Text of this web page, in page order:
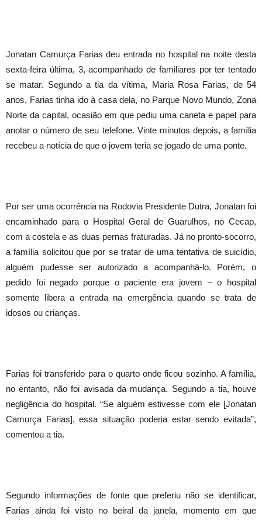
Jonatan Camurça Farias deu entrada no hospital na noite desta
sexta-feira última, 3, acompanhado de familiares por ter tentado
se matar. Segundo a tia da vítima, Maria Rosa Farias, de 54
anos, Farias tinha ido à casa dela, no Parque Novo Mundo, Zona
Norte da capital, ocasião em que pediu uma caneta e papel para
anotar o número de seu telefone. Vinte minutos depois, a família
recebeu a notícia de que o jovem teria se jogado de uma ponte.
Por ser uma ocorrência na Rodovia Presidente Dutra, Jonatan foi
encaminhado para o Hospital Geral de Guarulhos, no Cecap,
com a costela e as duas pernas fraturadas. Já no pronto-socorro,
a família solicitou que por se tratar de uma tentativa de suicídio,
alguém pudesse ser autorizado a acompanhá-lo. Porém, o
pedido foi negado porque o paciente era jovem – o hospital
somente libera a entrada na emergência quando se trata de
idosos ou crianças.
Farias foi transferido para o quarto onde ficou sozinho. A família,
no entanto, não foi avisada da mudança. Segundo a tia, houve
negligência do hospital. “Se alguém estivesse com ele [Jonatan
Camurça Farias], essa situação poderia estar sendo evitada”,
comentou a tia.
Segundo informações de fonte que preferiu não se identificar,
Farias ainda foi visto no beiral da janela, momento em que